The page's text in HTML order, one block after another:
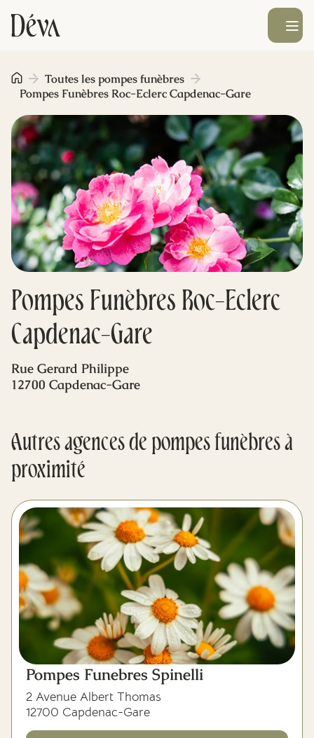
Obsèques
Prévoyance
Monument funéraire
Livraison de fleurs
Blog
Mes dernières volontés
Ouvrir le
Pompes Funèbres Roc-Eclerc
Capdenac-Gare
Toutes les pompes funèbres
Pompes Funèbres Roc-Eclerc Capdenac-Gare
Rue Gerard Philippe
12700 Capdenac-Gare
Autres agences de pompes funèbres à
proximité
Pompes Funebres Spinelli
2 Avenue Albert Thomas
12700 Capdenac-Gare